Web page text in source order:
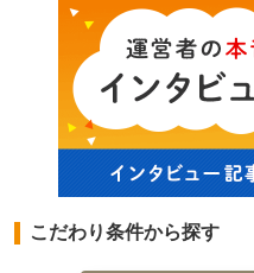
こだわり条件から探す